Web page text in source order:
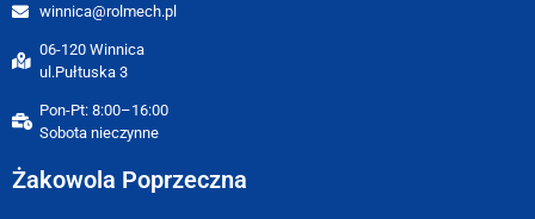
winnica@rolmech.pl
06-120 Winnica
ul.Pułtuska 3
Pon-Pt: 8:00–16:00
Sobota nieczynne
Żakowola Poprzeczna